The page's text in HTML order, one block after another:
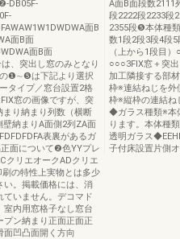
DB05F-
面B
面B面
面B面
、突出し窓のみとなり
❶∼❺は下記より選択
タイプ／窓台設置2格
窓の画像ですが、突
り納まり列数（横断
納まりA面側2列ZA面
表裏があるガ
面について❷色YYプレ
クリエオークADクリエ
の特性上実物とは多少
い。掲載価格には、消
ていません。デコマド
室内用窓格子なし窓台
プン納まり正面正面正
面凹凸面開く方向
A面B面段数2111
段2222段2233段
2355段❺本体種
数1段2段3段4段
（上から1段目
○○○3FIX窓＋突
加工隣接する部
枠※連結ねじを外
枠※縦枠の連結ね
◆ガラス種類※本
ります。本体種
透明ガラス
子付床設置片側